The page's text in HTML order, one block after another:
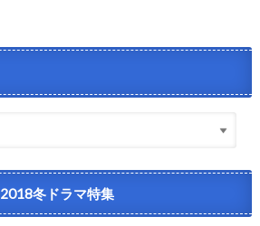
2018冬ドラマ特集